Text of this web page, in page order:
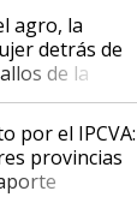
en Argentina
agro, la
detrás de
de la
que
a estos
me
seguí
por el IPCVA:
provincias